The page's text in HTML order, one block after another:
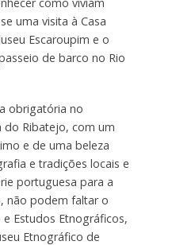
uma visita à Casa
Escaroupim e o
de barco no Rio
obrigatória no
do Ribatejo, com um
e de uma beleza
e tradições locais e
portuguesa para a
não podem faltar o
Estudos Etnográficos,
Etnográfico de